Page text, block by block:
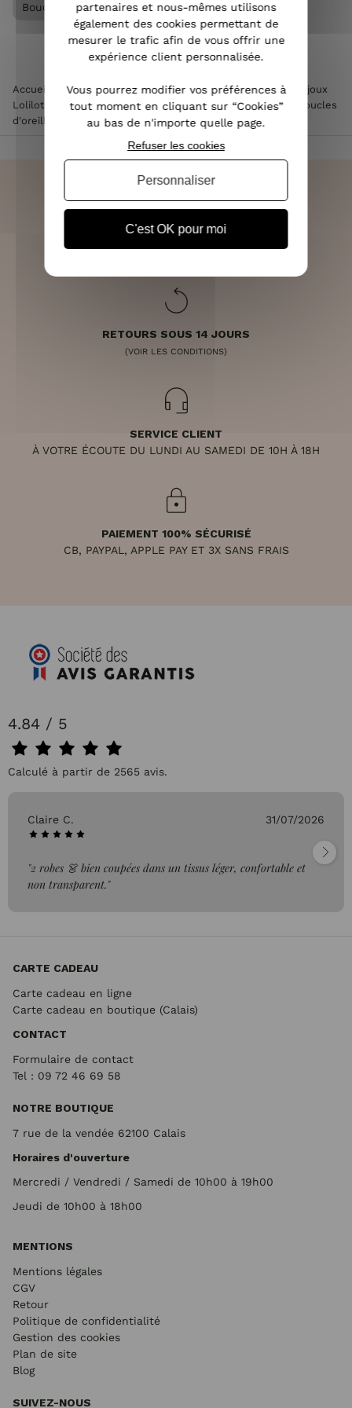
Boucles d'oreilles femme
Accueil Accessoires de mode femme >Bijoux femme
Bijoux
Lolilota & Lol femme >Boucles d'oreilles Lolilota & Lol
Boucles
d'oreilles LOL noires et dorées Losangilia
LIVRAISON RAPIDE
OFFERTE DÈS 70€
RETOURS SOUS 14 JOURS
(VOIR LES CONDITIONS)
SERVICE CLIENT
À VOTRE ÉCOUTE DU LUNDI AU SAMEDI DE 10H À 18H
PAIEMENT 100% SÉCURISÉ
CB, PAYPAL, APPLE PAY ET 3X SANS FRAIS
4.84 / 5
Calculé à partir de 2565 avis.
Claire C. 31/07/2026
"2 robes 👗 bien coupées dans un tissus léger, confortable et
non transparent."
CARTE CADEAU
Carte cadeau en ligne
Carte cadeau en boutique (Calais)
CONTACT
Formulaire de contact
Tel : 09 72 46 69 58
NOTRE BOUTIQUE
7 rue de la vendée 62100 Calais
Horaires d'ouverture
Mercredi / Vendredi / Samedi de 10h00 à 19h00
Jeudi de 10h00 à 18h00
MENTIONS
Mentions légales
CGV
Retour
Politique de confidentialité
Gestion des cookies
Plan de site
Blog
SUIVEZ-NOUS
partenaires et nous-mêmes utilisons
également des cookies permettant de
mesurer le trafic afin de vous offrir une
expérience client personnalisée.
Vous pourrez modifier vos préférences à
tout moment en cliquant sur “Cookies”
au bas de n'importe quelle page.
C'est OK pour moi
Refuser les cookies
Personnaliser